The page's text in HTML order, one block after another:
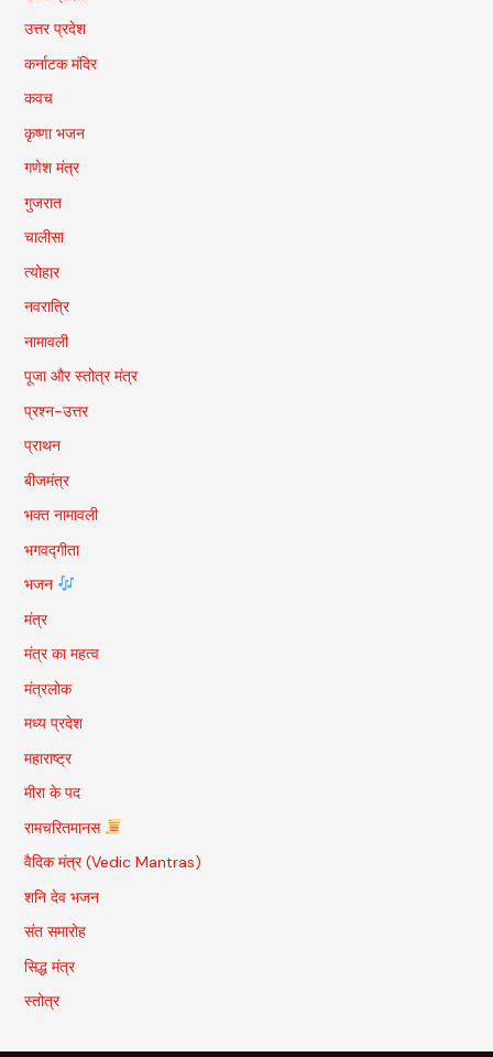
उत्तर प्रदेश
कर्नाटक मंदिर
कवच
कृष्णा भजन
गणेश मंत्र
गुजरात
चालीसा
त्योहार
नवरात्रि
नामावली
पूजा और स्तोत्र मंत्र
प्रश्न-उत्तर
प्राथन
बीजमंत्र
भक्त नामावली
भगवद्गीता
भजन
मंत्र
मंत्र का महत्व
मंत्रलोक
मध्य प्रदेश
महाराष्ट्र
मीरा के पद
रामचरितमानस
वैदिक मंत्र (Vedic Mantras)
शनि देव भजन
संत समारोह
सिद्ध मंत्र
स्तोत्र